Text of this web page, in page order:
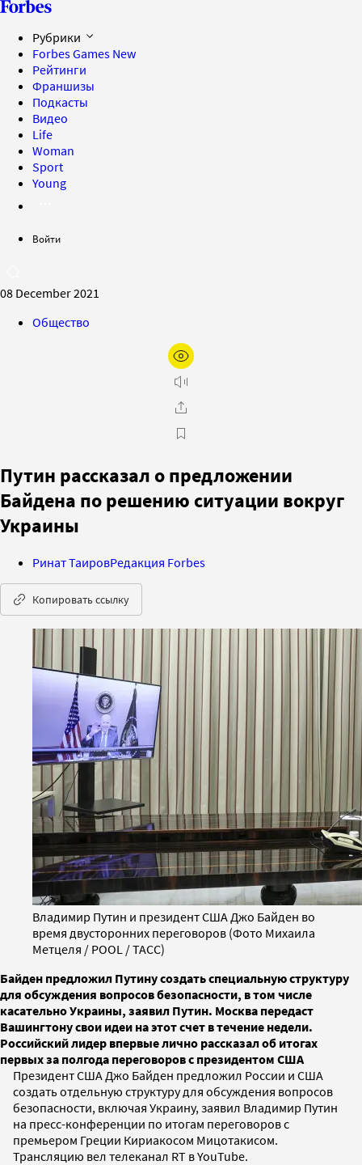
Рубрики
Forbes Games New
Рейтинги
Франшизы
Подкасты
Видео
Life
Woman
Sport
Young
Войти
08 December 2021
Общество
Путин рассказал о предложении
Байдена по решению ситуации вокруг
Украины
Ринат ТаировРедакция Forbes
Копировать ссылку
Владимир Путин и президент США Джо Байден во
время двусторонних переговоров (Фото Михаила
Метцеля / POOL / ТАСС)
Байден предложил Путину создать специальную структуру
для обсуждения вопросов безопасности, в том числе
касательно Украины, заявил Путин. Москва передаст
Вашингтону свои идеи на этот счет в течение недели.
Российский лидер впервые лично рассказал об итогах
первых за полгода переговоров с президентом США
Президент США Джо Байден предложил России и США
создать отдельную структуру для обсуждения вопросов
безопасности, включая Украину, заявил Владимир Путин
на пресс-конференции по итогам переговоров с
премьером Греции Кириакосом Мицотакисом.
Трансляцию вел телеканал RT в YouTube.